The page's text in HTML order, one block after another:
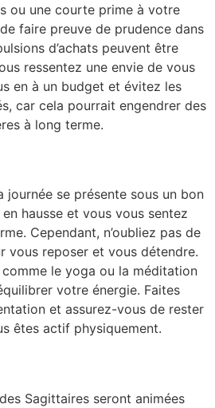
ou une courte prime à votre
faire preuve de prudence dans
d’achats peuvent être
ressentez une envie de vous
en à un budget et évitez les
car cela pourrait engendrer des
à long terme.
journée se présente sous un bon
hausse et vous vous sentez
Cependant, n’oubliez pas de
vous reposer et vous détendre.
le yoga ou la méditation
votre énergie. Faites
et assurez-vous de rester
êtes actif physiquement.
Sagittaires seront animées